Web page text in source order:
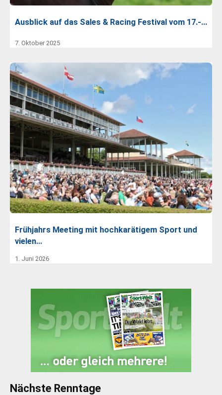
Ausblick auf das Sales & Racing Festival vom 17.-…
7. Oktober 2025
Frühjahrs Meeting mit hochkarätigem Sport und
vielen…
1. Juni 2026
Nächste Renntage